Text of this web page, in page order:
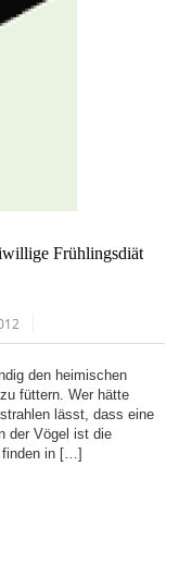
Frühlingsdiät
den heimischen
füttern. Wer hätte
lässt, dass eine
der Vögel ist die
finden in […]